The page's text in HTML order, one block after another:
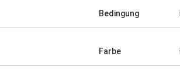
Bedingung
Farbe